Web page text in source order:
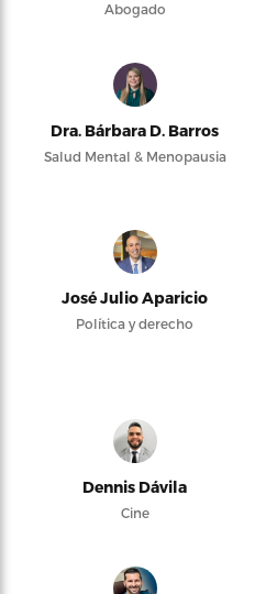
Abogado
Dra. Bárbara D. Barros
Salud Mental & Menopausia
José Julio Aparicio
Política y derecho
Dennis Dávila
Cine